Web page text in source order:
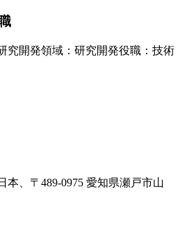
究開発領域 ： 研究開発役職 ： 技術
本、〒489-0975 愛知県瀬戸市山